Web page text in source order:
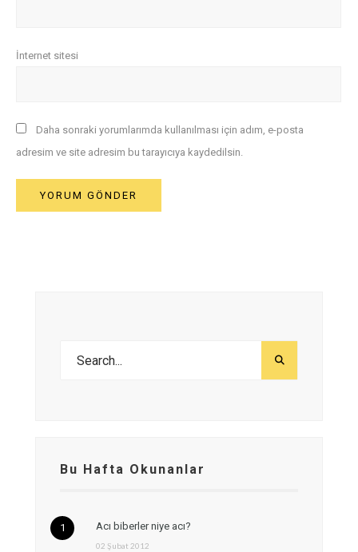
İnternet sitesi
Daha sonraki yorumlarımda kullanılması için adım, e-posta
adresim ve site adresim bu tarayıcıya kaydedilsin.
Bu Hafta Okunanlar
Acı biberler niye acı?
02 Şubat 2012